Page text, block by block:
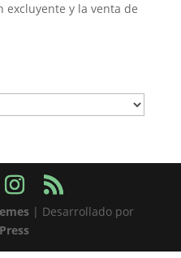
excluyente y la venta de
| Desarrollado por